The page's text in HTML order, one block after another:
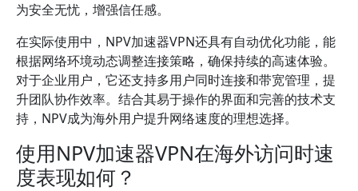
为安全无忧，增强信任感。
在实际使用中，NPV加速器VPN还具有自动优化功能，能
根据网络环境动态调整连接策略，确保持续的高速体验。
对于企业用户，它还支持多用户同时连接和带宽管理，提
升团队协作效率。结合其易于操作的界面和完善的技术支
持，NPV成为海外用户提升网络速度的理想选择。
使用NPV加速器VPN在海外访问时速
度表现如何？